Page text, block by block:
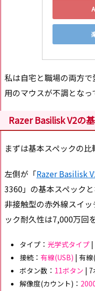
私は自宅と職場の両方
用のマウスが不調となっ
Razer Basilisk V2の
まずは基本スペックの比
左側が「Razer Basilisk
3360」の基本スペック
非接触型の赤外線スイ
ック耐久性は7,000万回
タイプ： 光学式タイプ |
接続： 有線(USB) | 有線
ボタン数： 11ボタン | 7
解像度(カウント)：